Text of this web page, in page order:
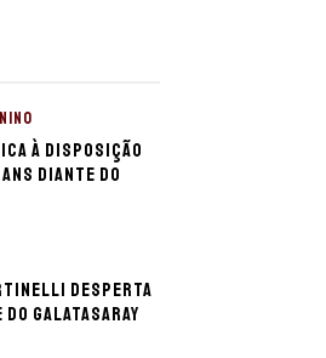
à disposição
diante do
desperta
Galatasaray